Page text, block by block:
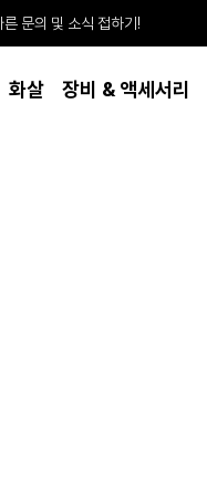
른 문의 및 소식 접하기!
화살 장비 & 액세서리